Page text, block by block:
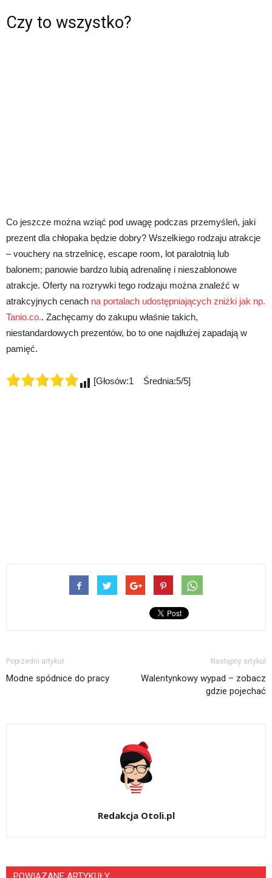
Czy to wszystko?
Co jeszcze można wziąć pod uwagę podczas przemyśleń, jaki
prezent dla chłopaka będzie dobry? Wszelkiego rodzaju atrakcje
– vouchery na strzelnicę, escape room, lot paralotnią lub
balonem; panowie bardzo lubią adrenalinę i nieszablonowe
atrakcje. Oferty na rozrywki tego rodzaju można znaleźć w
atrakcyjnych cenach na portalach udostępniających zniżki jak np.
Tanio.co.. Zachęcamy do zakupu właśnie takich,
niestandardowych prezentów, bo to one najdłużej zapadają w
pamięć.
[Głosów:1 Średnia:5/5]
Poprzedni artykuł
Modne spódnice do pracy
Następny artykuł
Walentynkowy wypad – zobacz
gdzie pojechać
Redakcja Otoli.pl